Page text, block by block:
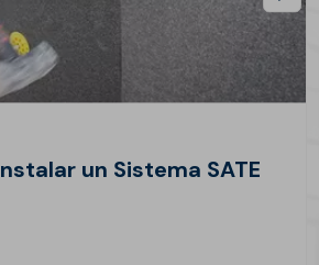
un Sistema SATE